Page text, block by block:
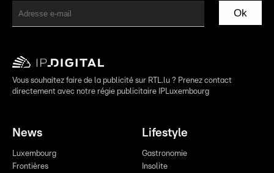
Ok
Vous souhaitez faire de la publicité sur RTL.lu ? Prenez contact
directement avec notre régie publicitaire IPLuxembourg
News
Luxembourg
Frontières
Lifestyle
Gastronomie
Insolite